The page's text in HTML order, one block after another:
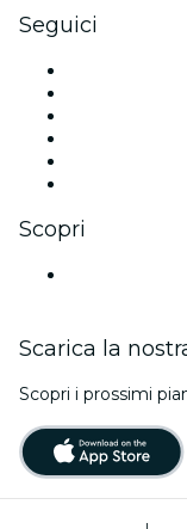
Seguici
Scopri
Scarica la
Scopri i prossimi